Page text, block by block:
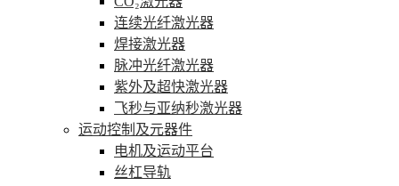
连续光纤激光器
焊接激光器
脉冲光纤激光器
紫外及超快激光器
飞秒与亚纳秒激光器
运动控制及元器件
电机及运动平台
丝杠导轨